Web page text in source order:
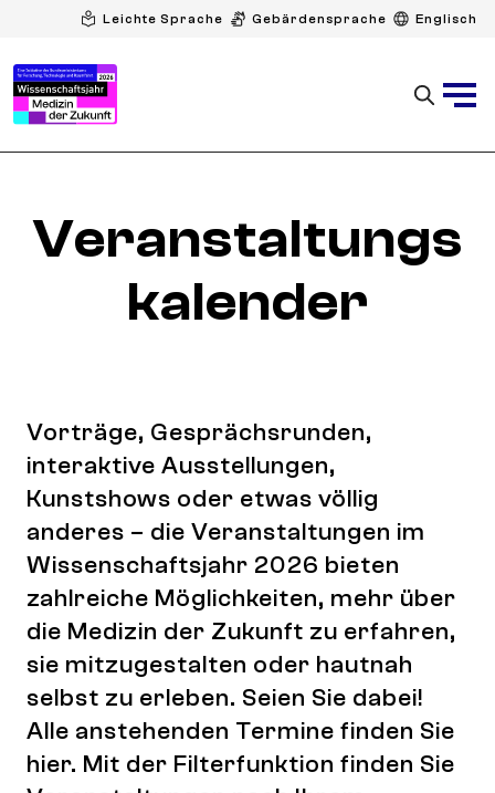
Leichte Sprache Gebärdensprache Englisch
Veranstaltungs
kalender
Vorträge, Gesprächsrunden,
interaktive Ausstellungen,
Kunstshows oder etwas völlig
anderes – die Veranstaltungen im
Wissenschaftsjahr 2026 bieten
zahlreiche Möglichkeiten, mehr über
die Medizin der Zukunft zu erfahren,
sie mitzugestalten oder hautnah
selbst zu erleben. Seien Sie dabei!
Alle anstehenden Termine finden Sie
hier. Mit der Filterfunktion finden Sie